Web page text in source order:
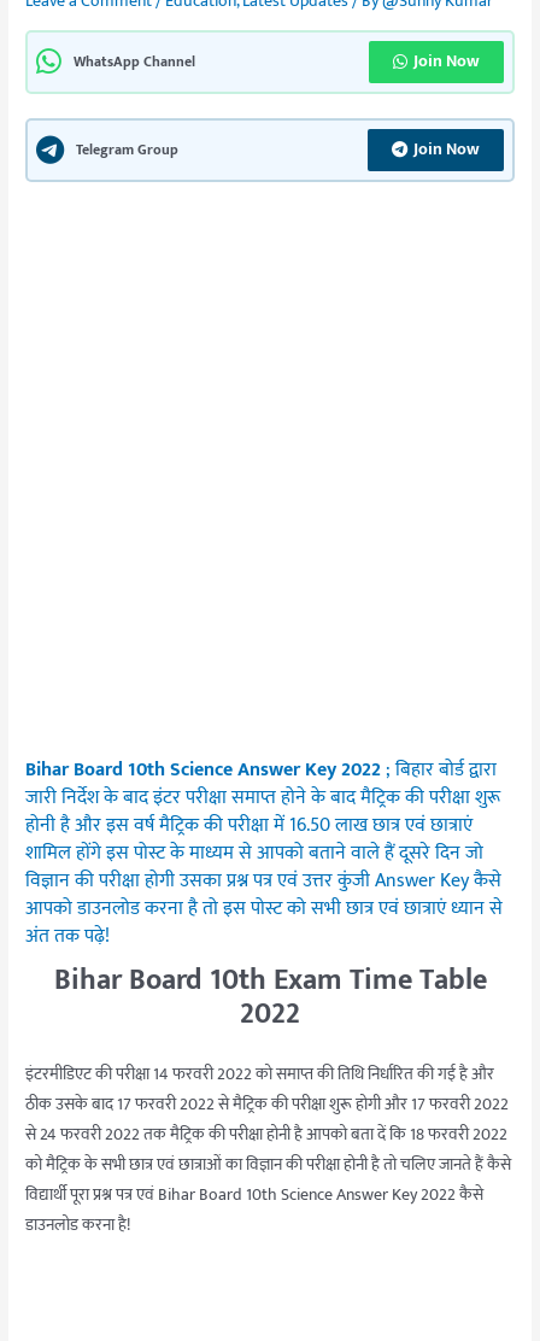
WhatsApp Channel Join Now
Telegram Group Join Now
Bihar Board 10th Science Answer Key 2022; बिहार बोर्ड द्वारा
जारी निर्देश के बाद इंटर परीक्षा समाप्त होने के बाद मैट्रिक की परीक्षा शुरू
होनी है और इस वर्ष मैट्रिक की परीक्षा में 16.50 लाख छात्र एवं छात्राएं
शामिल होंगे इस पोस्ट के माध्यम से आपको बताने वाले हैं दूसरे दिन जो
विज्ञान की परीक्षा होगी उसका प्रश्न पत्र एवं उत्तर कुंजी Answer Key कैसे
आपको डाउनलोड करना है तो इस पोस्ट को सभी छात्र एवं छात्राएं ध्यान से
अंत तक पढ़े!
Bihar Board 10th Exam Time Table
2022
इंटरमीडिएट की परीक्षा 14 फरवरी 2022 को समाप्त की तिथि निर्धारित की गई है और
ठीक उसके बाद 17 फरवरी 2022 से मैट्रिक की परीक्षा शुरू होगी और 17 फरवरी 2022
से 24 फरवरी 2022 तक मैट्रिक की परीक्षा होनी है आपको बता दें कि 18 फरवरी 2022
को मैट्रिक के सभी छात्र एवं छात्राओं का विज्ञान की परीक्षा होनी है तो चलिए जानते हैं कैसे
विद्यार्थी पूरा प्रश्न पत्र एवं Bihar Board 10th Science Answer Key 2022 कैसे
डाउनलोड करना है!